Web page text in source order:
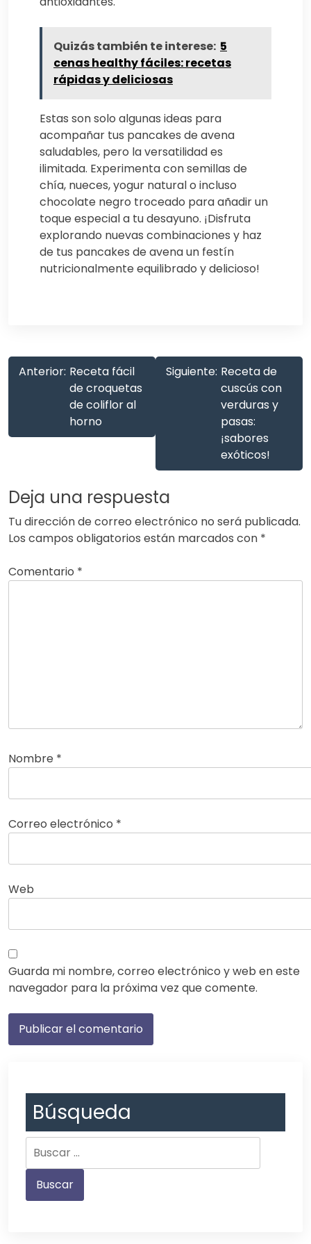
Quizás también te interese: 5
cenas healthy fáciles: recetas
rápidas y deliciosas
Estas son solo algunas ideas para
acompañar tus pancakes de avena
saludables, pero la versatilidad es
ilimitada. Experimenta con semillas de
chía, nueces, yogur natural o incluso
chocolate negro troceado para añadir un
toque especial a tu desayuno. ¡Disfruta
explorando nuevas combinaciones y haz
de tus pancakes de avena un festín
nutricionalmente equilibrado y delicioso!
Anterior: Receta fácil
de croquetas
de coliflor al
horno
Siguiente: Receta de
cuscús con
verduras y
pasas:
¡sabores
exóticos!
Deja una respuesta
Tu dirección de correo electrónico no será publicada.
Los campos obligatorios están marcados con *
Comentario *
Nombre *
Correo electrónico *
Web
Guarda mi nombre, correo electrónico y web en este
navegador para la próxima vez que comente.
Búsqueda